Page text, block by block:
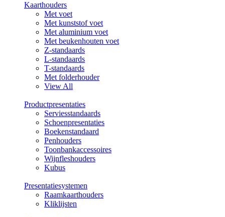
Kaarthouders
Met voet
Met kunststof voet
Met aluminium voet
Met beukenhouten voet
Z-standaards
L-standaards
T-standaards
Met folderhouder
View All
Productpresentaties
Serviesstandaards
Schoenpresentaties
Boekenstandaard
Penhouders
Toonbankaccessoires
Wijnfleshouders
Kubus
Presentatiesystemen
Raamkaarthouders
Kliklijsten